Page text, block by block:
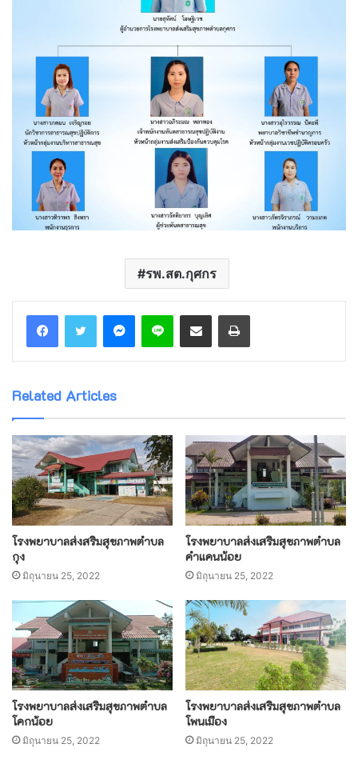
รพ.สต.กุศกร
Messenger
Line Share via Email Print
Related Articles
โรงพยาบาลส่งสริมสุขภาพตำบล
กุง
มิถุนายน 25, 2022
โรงพยาบาลส่งเสริมสุขภาพตำบล
คำแคนน้อย
มิถุนายน 25, 2022
โรงพยาบาลส่งเสริมสุขภาพตำบล
โคกน้อย
มิถุนายน 25, 2022
โรงพยาบาลส่งเสริมสุขภาพตำบล
โพนเมือง
มิถุนายน 25, 2022